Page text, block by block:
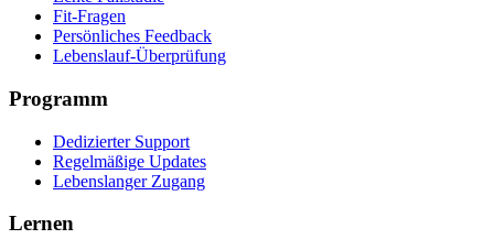
Fit-Fragen
Persönliches Feedback
Lebenslauf-Überprüfung
Programm
Dedizierter Support
Regelmäßige Updates
Lebenslanger Zugang
Lernen